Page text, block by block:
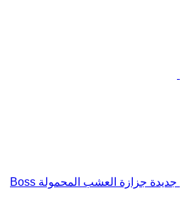
جديدة جزازة العشب المحمولة Boss